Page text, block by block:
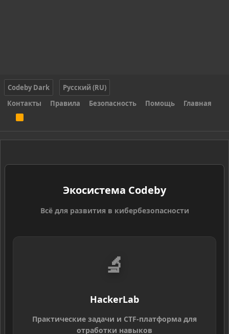
Codeby Dark
Русский (RU)
Контакты
Правила Безопасность Помощь Главная
S
Экосистема Codeby
Всё для развития в кибербезопасности
🔬
HackerLab
Практические задачи и CTF-платформа для
отработки навыков